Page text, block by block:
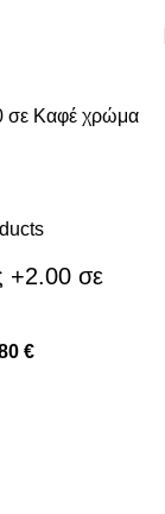
45€
+2.00 σε
€